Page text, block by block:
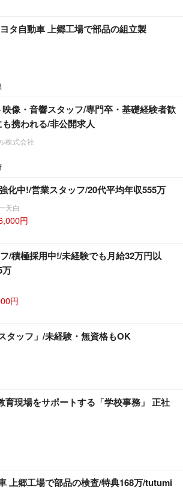
タ自動車 上郷工場で部品の組立製
像・音響スタッフ/専門卒・基礎経験者歓
携われる/非公開求人
株式会社
化中!/営業スタッフ/20代平均年収555万
天白
円
/積極採用中!/未経験でも月給32万円以
万
円
タッフ」/未経験・無資格もOK
育現場をサポートする「学校事務」 正社
上郷工場で部品の検査/特典168万/tutumi